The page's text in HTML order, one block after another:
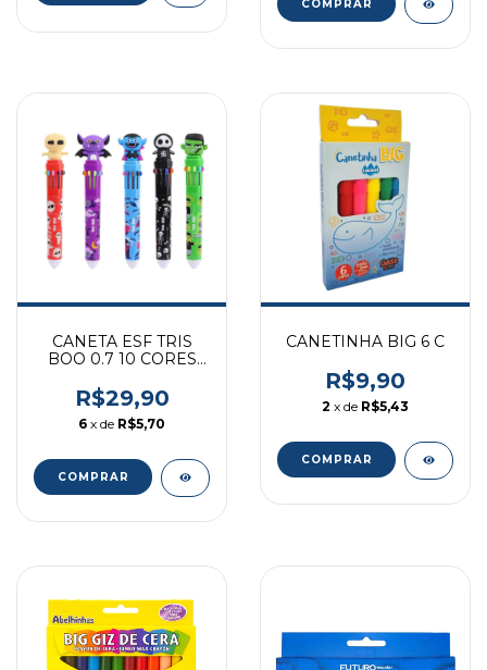
CANETA ESF TRIS
BOO 0.7 10 CORES
R$29,90
6 x de R$5,70
COMPRAR
CANETINHA BIG 6 C
R$9,90
2 x de R$5,43